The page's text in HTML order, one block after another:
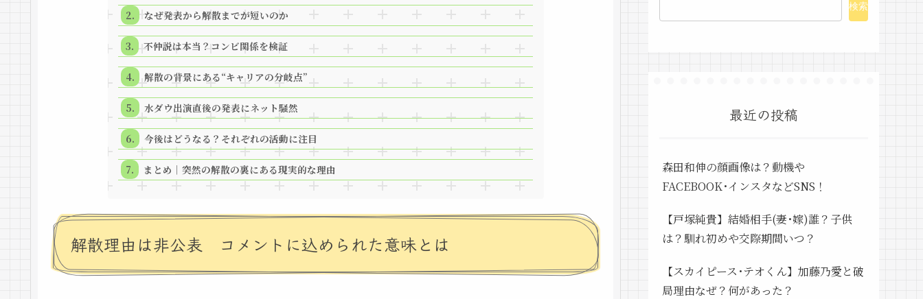
なぜ発表から解散までが短いのか
不仲説は本当？コンビ関係を検証
解散の背景にある“キャリアの分岐点”
水ダウ出演直後の発表にネット騒然
今後はどうなる？それぞれの活動に注目
まとめ｜突然の解散の裏にある現実的な理由
解散理由は非公表 コメントに込められた意味とは
検索
最近の投稿
森田和伸の顔画像は？動機や
FACEBOOK･インスタなどSNS！
【戸塚純貴】結婚相手(妻･嫁)誰？子供
は？馴れ初めや交際期間いつ？
【スカイピース･テオくん】加藤乃愛と破
局理由なぜ？何があった？